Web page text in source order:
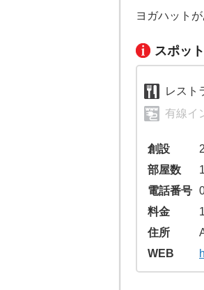
ヨガハット
スポッ
レスト
有線イ
創設
部屋数
電話番号
料金
住所
WEB